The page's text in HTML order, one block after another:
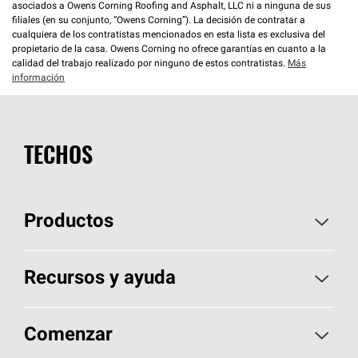
asociados a Owens Corning Roofing and Asphalt, LLC ni a ninguna de sus
filiales (en su conjunto, “Owens Corning”). La decisión de contratar a
cualquiera de los contratistas mencionados en esta lista es exclusiva del
propietario de la casa. Owens Corning no ofrece garantías en cuanto a la
calidad del trabajo realizado por ninguno de estos contratistas. Más
información
TECHOS
Productos
Elija sus tejas
Encuentre un contratista
Recursos y ayuda
Aspectos básicos sobre techos
Comenzar